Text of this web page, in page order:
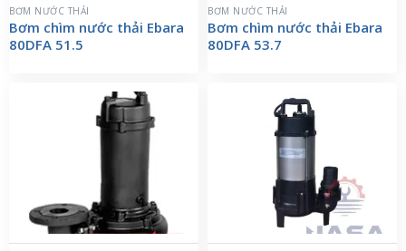
BƠM NƯỚC THẢI
Bơm chìm nước thải Ebara
80DFA 51.5
BƠM NƯỚC THẢI
Bơm chìm nước thải Ebara
80DFA 53.7